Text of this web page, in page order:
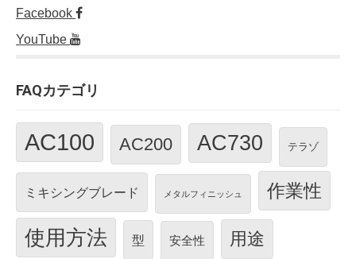
Facebook
YouTube
FAQカテゴリ
AC100 AC200 AC730 テラゾ
ミキシングブレード メタルフィニッシュ 作業性
使用方法 型 安全性 用途